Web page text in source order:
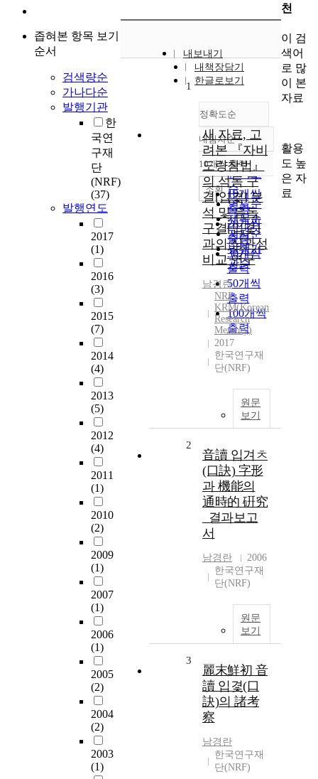
좁혀본 항목 보기
순서
검색량순
가나다순
발행기관
한
국연
구재
단
(NRF)
(37)
발행연도
2017
(1)
2016
(3)
2015
(7)
2014
(4)
2013
(5)
2012
(4)
2011
(1)
2010
(2)
2009
(1)
2007
(1)
2006
(1)
2005
(2)
2004
(2)
2003
(1)
내보내기
내책장담기
한글로보기
정확도순
정확도
순
인기도
순
연도순
제목순
저자순
발행기
관순
내림차순
내림차순
10개씩 출력
10개씩
출력
20개씩
출력
30개씩
출력
50개씩
출력
100개씩
출력
조회
1
새 자료, 고
려본 『자비
도량참법』
의 석독 구
결[입겿] 분
석 및 음독
구결[입겿]
과의 상관성
비교 연구
남경란
NRF
KRM(Korean
Research
Memory)
2017
한국연구재
단(NRF)
원문
보기
2
音讀 입겨ㅊ
(口訣) 字形
과 機能의
通時的 硏究
_결과보고
서
남경란
2006
한국연구재
단(NRF)
원문
보기
3
麗末鮮初 音
讀 입겿(口
訣)의 諸考
察
남경란
한국연구재
단(NRF)
천
이 검
색어
로 많
이 본
자료
활용
도 높
은 자
료